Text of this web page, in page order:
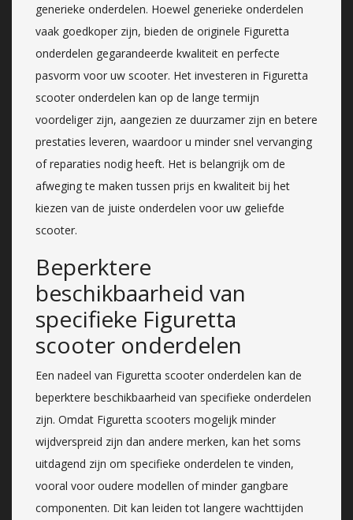
generieke onderdelen. Hoewel generieke onderdelen
vaak goedkoper zijn, bieden de originele Figuretta
onderdelen gegarandeerde kwaliteit en perfecte
pasvorm voor uw scooter. Het investeren in Figuretta
scooter onderdelen kan op de lange termijn
voordeliger zijn, aangezien ze duurzamer zijn en betere
prestaties leveren, waardoor u minder snel vervanging
of reparaties nodig heeft. Het is belangrijk om de
afweging te maken tussen prijs en kwaliteit bij het
kiezen van de juiste onderdelen voor uw geliefde
scooter.
Beperktere
beschikbaarheid van
specifieke Figuretta
scooter onderdelen
Een nadeel van Figuretta scooter onderdelen kan de
beperktere beschikbaarheid van specifieke onderdelen
zijn. Omdat Figuretta scooters mogelijk minder
wijdverspreid zijn dan andere merken, kan het soms
uitdagend zijn om specifieke onderdelen te vinden,
vooral voor oudere modellen of minder gangbare
componenten. Dit kan leiden tot langere wachttijden